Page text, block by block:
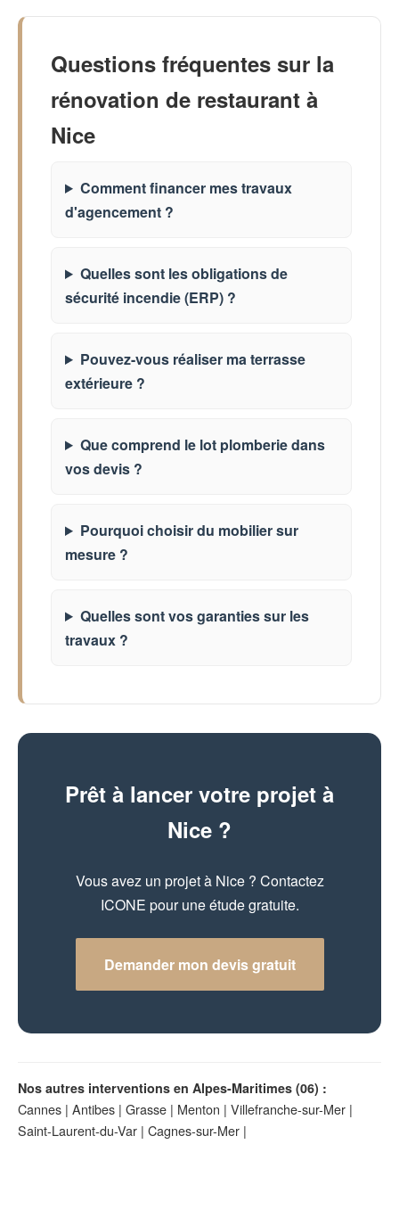
Questions fréquentes sur la
rénovation de restaurant à
Nice
Comment financer mes travaux
d'agencement ?
Quelles sont les obligations de
sécurité incendie (ERP) ?
Pouvez-vous réaliser ma terrasse
extérieure ?
Que comprend le lot plomberie dans
vos devis ?
Pourquoi choisir du mobilier sur
mesure ?
Quelles sont vos garanties sur les
travaux ?
Prêt à lancer votre projet à
Nice ?
Vous avez un projet à Nice ? Contactez
ICONE pour une étude gratuite.
Demander mon devis gratuit
Nos autres interventions en Alpes-Maritimes (06) :
Cannes | Antibes | Grasse | Menton | Villefranche-sur-Mer |
Saint-Laurent-du-Var | Cagnes-sur-Mer |